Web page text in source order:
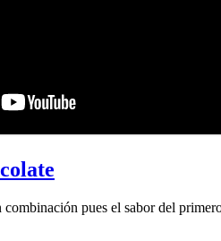
pues el sabor del